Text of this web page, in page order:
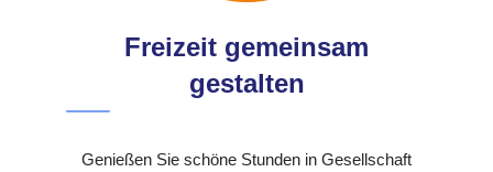
Freizeit gemeinsam
gestalten
Genießen Sie schöne Stunden in Gesellschaft